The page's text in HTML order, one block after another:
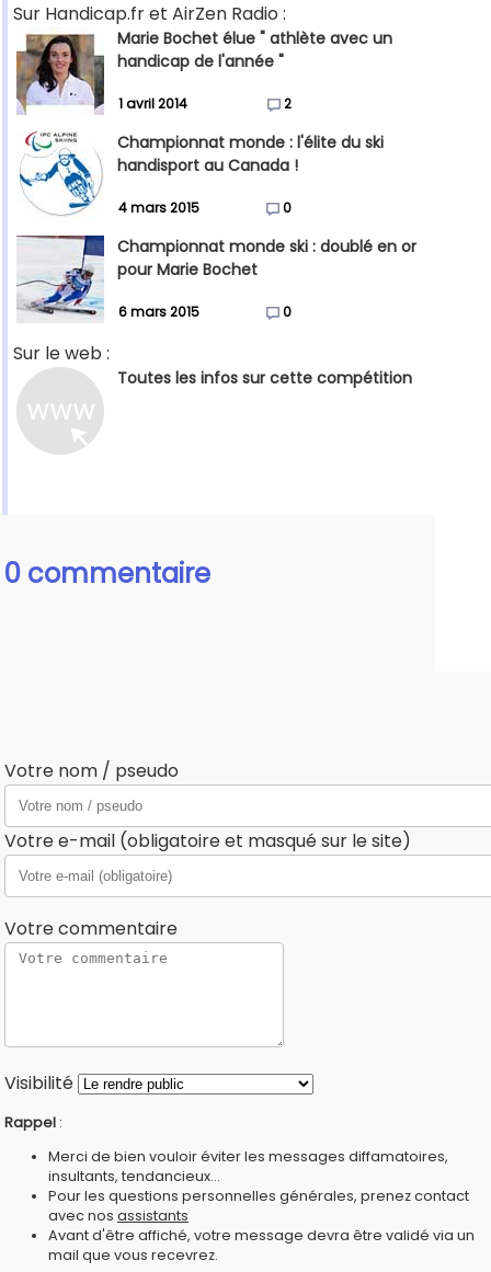
Sur Handicap.fr et AirZen Radio :
Marie Bochet élue " athlète avec un
handicap de l'année "
1 avril 2014 2
Championnat monde : l'élite du ski
handisport au Canada !
4 mars 2015 0
Championnat monde ski : doublé en or
pour Marie Bochet
6 mars 2015 0
Sur le web :
Toutes les infos sur cette compétition
0 commentaire
Votre nom / pseudo
Votre e-mail (obligatoire et masqué sur le site)
Votre commentaire
Visibilité
Rappel :
Merci de bien vouloir éviter les messages diffamatoires,
insultants, tendancieux...
Pour les questions personnelles générales, prenez contact
avec nos assistants
Avant d'être affiché, votre message devra être validé via un
mail que vous recevrez.